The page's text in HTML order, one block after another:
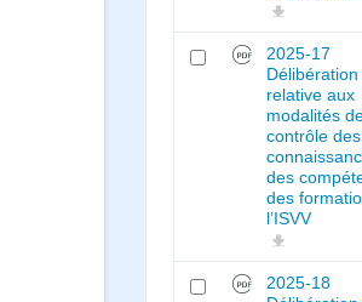
2025-17
Délibération
relative aux
modalités
contrôle des
des
des
l’ISVV
2025-18